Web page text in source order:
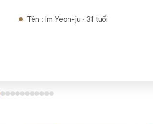
Tên :Im Yeon-ju · 31 tuổi